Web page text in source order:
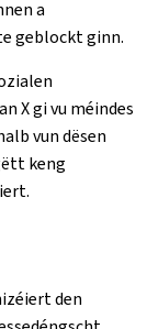
a
geblockt ginn.
X gi vu méindes
vun dësen
keng
den